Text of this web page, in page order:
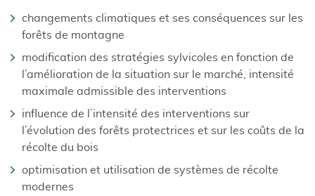
changements climatiques et ses conséquences sur les
forêts de montagne
modification des stratégies sylvicoles en fonction de
l’amélioration de la situation sur le marché, intensité
maximale admissible des interventions
influence de l’intensité des interventions sur
l’évolution des forêts protectrices et sur les coûts de la
récolte du bois
optimisation et utilisation de systèmes de récolte
modernes